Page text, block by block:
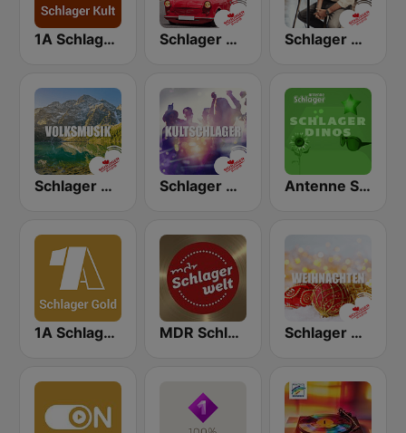
1A Schlager Kult Schlager Radio - Ost-Schlager Schlager Radio - Roland Kaiser
Schlager Radio - Volksmusik Schlager Radio - Kult-Schlager Antenne Schlager - Schlager Dinos
1A Schlager Gold MDR Schlagerwelt Schlager Radio - Weihnachten